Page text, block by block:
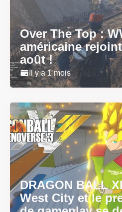
Over The Top :
américaine
août !
Il y a 1 mois
DRAGON BALL
West City et le